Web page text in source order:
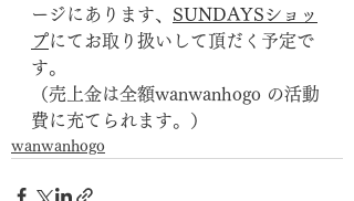
ージにあります、 SUNDAYSショッ
プにてお取り扱いして頂だく予定で
す。
（売上金は全額wanwanhogo の活動
費に充てられます。）
wanwanhogo